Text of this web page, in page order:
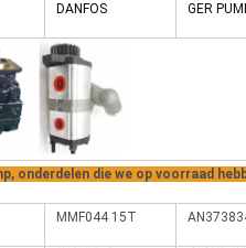
DANFOS GER
onderdelen die we op voorraad
MMF044 15T